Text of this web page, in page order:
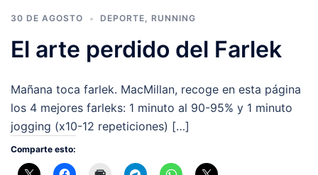
30 DE AGOSTO DEPORTE, RUNNING
El arte perdido del Farlek
Mañana toca farlek. MacMillan, recoge en esta página
los 4 mejores farleks: 1 minuto al 90-95% y 1 minuto
jogging (x10-12 repeticiones) […]
Comparte esto: